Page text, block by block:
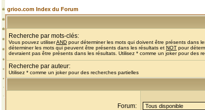
grioo.com Index du Forum
Recherche par mots-clés:
Vous pouvez utiliserAND pour déterminer les mots qui doivent être présents dans
déterminer les mots qui peuvent être présents dans les résultats et NOT pour
devraient pas être présents dans les résultats. Utilisez * comme un joker pour des
Recherche par auteur:
Utilisez * comme un joker pour des recherches partielles
Forum: